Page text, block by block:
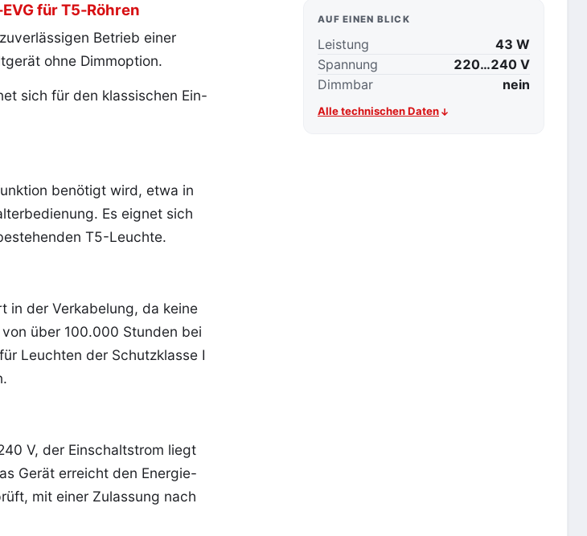
für T5-Röhren
Betrieb einer
ohne Dimmoption.
sich für den klassischen Ein-
benötigt wird, etwa in
Es eignet sich
T5-Leuchte.
in der Verkabelung, da keine
über 100.000 Stunden bei
Leuchten der Schutzklasse I
V, der Einschaltstrom liegt
Gerät erreicht den Energie-
mit einer Zulassung nach
AUF EINEN BLICK
Leistung
43 W
Spannung
220…240 V
Dimmbar
nein
Alle technischen Daten